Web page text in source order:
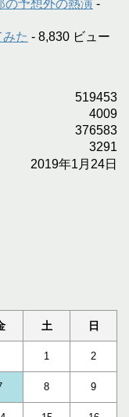
予想外の熱演 -
た - 8,830 ビュー
519453
4009
376583
3291
2019年1月24日
土 日
1 2
8 9